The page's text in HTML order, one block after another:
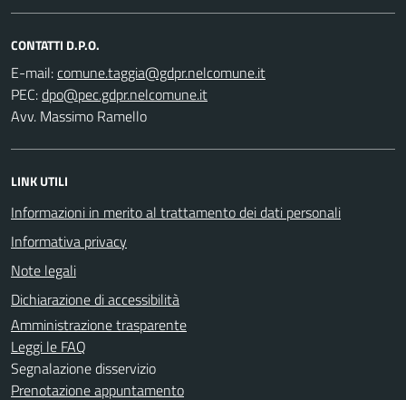
CONTATTI D.P.O.
E-mail:
PEC:
Avv. Massimo Ramello
LINK UTILI
Informazioni in merito al trattamento dei dati personali
Informativa privacy
Note legali
Dichiarazione di accessibilità
Amministrazione trasparente
Leggi le FAQ
Segnalazione disservizio
Prenotazione appuntamento